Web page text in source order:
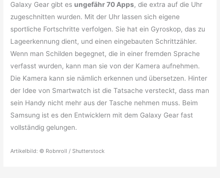
Galaxy Gear gibt es ungefähr 70 Apps, die extra auf die Uhr
zugeschnitten wurden. Mit der Uhr lassen sich eigene
sportliche Fortschritte verfolgen. Sie hat ein Gyroskop, das zu
Lageerkennung dient, und einen eingebauten Schrittzähler.
Wenn man Schilden begegnet, die in einer fremden Sprache
verfasst wurden, kann man sie von der Kamera aufnehmen.
Die Kamera kann sie nämlich erkennen und übersetzen. Hinter
der Idee von Smartwatch ist die Tatsache versteckt, dass man
sein Handy nicht mehr aus der Tasche nehmen muss. Beim
Samsung ist es den Entwicklern mit dem Galaxy Gear fast
vollständig gelungen.
Artikelbild: © Robnroll / Shutterstock